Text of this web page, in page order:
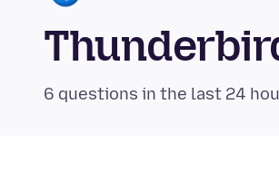
6 questions in the last 24